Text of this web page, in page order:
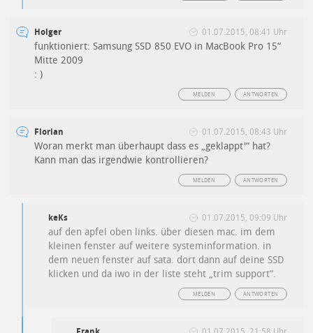
Holger 01.07.2015, 08:41 Uhr
funktioniert: Samsung SSD 850 EVO in MacBook Pro 15“
Mitte 2009
: )
ANTWORTEN
MELDEN
Florian 01.07.2015, 08:43 Uhr
Woran merkt man überhaupt dass es „geklappt'“ hat?
Kann man das irgendwie kontrollieren?
ANTWORTEN
MELDEN
keKs 01.07.2015, 09:09 Uhr
auf den apfel oben links. über diesen mac. im dem
kleinen fenster auf weitere systeminformation. in
dem neuen fenster auf sata. dort dann auf deine SSD
klicken und da iwo in der liste steht „trim support“.
ANTWORTEN
MELDEN